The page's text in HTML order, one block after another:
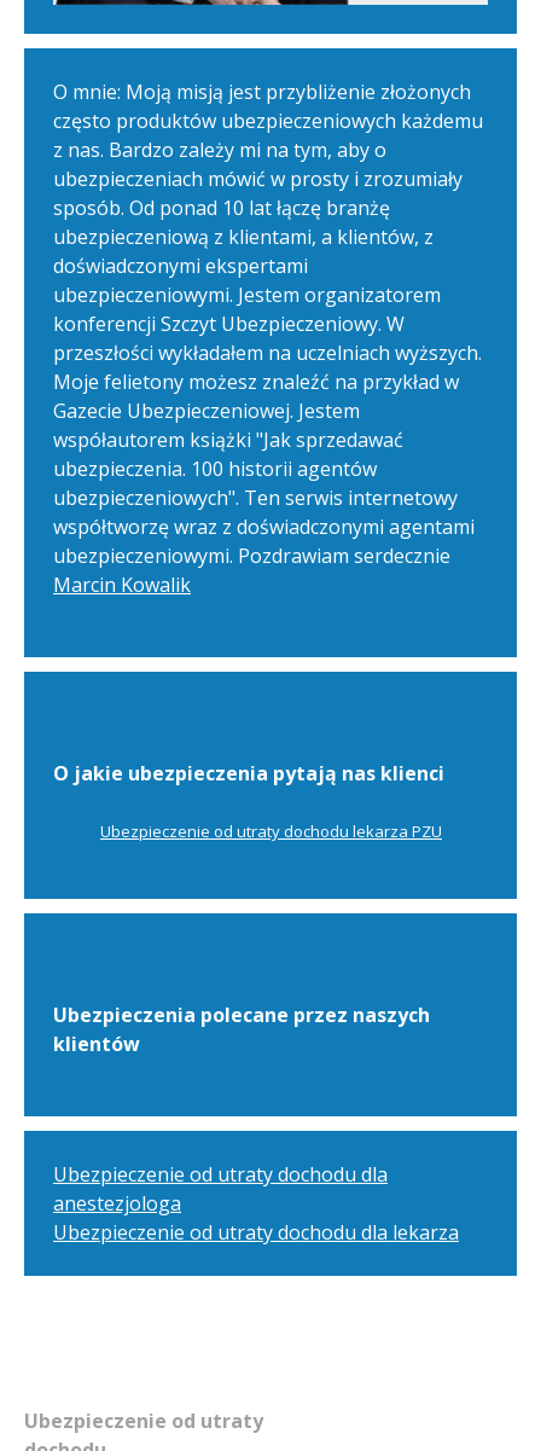
O mnie: Moją misją jest przybliżenie złożonych
często produktów ubezpieczeniowych każdemu
z nas. Bardzo zależy mi na tym, aby o
ubezpieczeniach mówić w prosty i zrozumiały
sposób. Od ponad 10 lat łączę branżę
ubezpieczeniową z klientami, a klientów, z
doświadczonymi ekspertami
ubezpieczeniowymi. Jestem organizatorem
konferencji Szczyt Ubezpieczeniowy. W
przeszłości wykładałem na uczelniach wyższych.
Moje felietony możesz znaleźć na przykład w
Gazecie Ubezpieczeniowej. Jestem
współautorem książki "Jak sprzedawać
ubezpieczenia. 100 historii agentów
ubezpieczeniowych". Ten serwis internetowy
współtworzę wraz z doświadczonymi agentami
ubezpieczeniowymi. Pozdrawiam serdecznie
Marcin Kowalik
O jakie ubezpieczenia pytają nas klienci
Ubezpieczenie od utraty dochodu lekarza PZU
Ubezpieczenia polecane przez naszych
klientów
Ubezpieczenie od utraty dochodu dla
anestezjologa
Ubezpieczenie od utraty dochodu dla lekarza
Ubezpieczenie od utraty